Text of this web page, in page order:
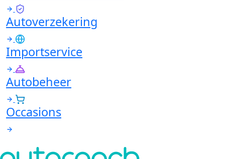
Autoverzekering
Importservice
Autobeheer
Occasions